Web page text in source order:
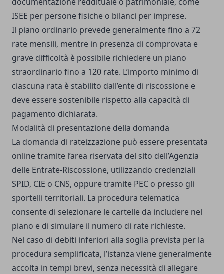
ISEE per persone fisiche o bilanci per imprese.
Il piano ordinario prevede generalmente fino a 72
rate mensili, mentre in presenza di comprovata e
grave difficoltà è possibile richiedere un piano
straordinario fino a 120 rate. L’importo minimo di
ciascuna rata è stabilito dall’ente di riscossione e
deve essere sostenibile rispetto alla capacità di
pagamento dichiarata.
Modalità di presentazione della domanda
La domanda di rateizzazione può essere presentata
online tramite l’area riservata del sito dell’Agenzia
delle Entrate-Riscossione, utilizzando credenziali
SPID, CIE o CNS, oppure tramite PEC o presso gli
sportelli territoriali. La procedura telematica
consente di selezionare le cartelle da includere nel
piano e di simulare il numero di rate richieste.
Nel caso di debiti inferiori alla soglia prevista per la
procedura semplificata, l’istanza viene generalmente
accolta in tempi brevi, senza necessità di allegare